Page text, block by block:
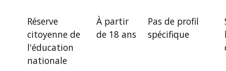
Réserve
citoyenne de
l'éducation
nationale
À partir
de 18 ans
Pas de profil
spécifique